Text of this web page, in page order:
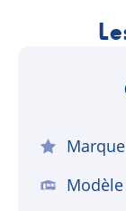
Marque
Modèle